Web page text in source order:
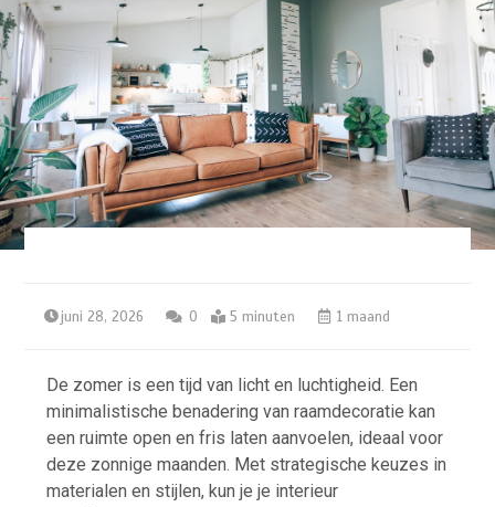
juni 28, 2026 0 5 minuten 1 maand
De zomer is een tijd van licht en luchtigheid. Een
minimalistische benadering van raamdecoratie kan
een ruimte open en fris laten aanvoelen, ideaal voor
deze zonnige maanden. Met strategische keuzes in
materialen en stijlen, kun je je interieur